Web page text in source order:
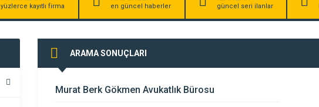
yüzlerce kayıtlı firma en güncel haberler güncel seri ilanlar
ARAMA SONUÇLARI
Murat Berk Gökmen Avukatlık Bürosu